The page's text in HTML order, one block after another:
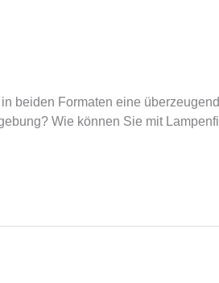
beiden Formaten eine
Wie können Sie mit